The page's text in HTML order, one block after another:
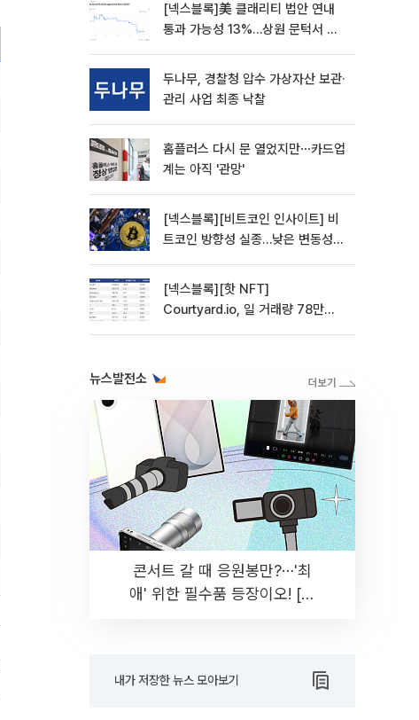
[넥스블록]美 클래리티 법안 연내
통과 가능성 13%…상원 문턱서 제
두나무, 경찰청 압수 가상자산 보관·
관리 사업 최종 낙찰
홈플러스 다시 문 열었지만⋯카드업
계는 아직 '관망'
[넥스블록][비트코인 인사이트] 비
트코인 방향성 실종…낮은 변동성에
[넥스블록][핫 NFT]
Courtyard.io, 일 거래량 78만
뉴스발전소
콘서트 갈 때 응원봉만?⋯'최
애' 위한 필수품 등장이오! [솔
내가 저장한 뉴스 모아보기